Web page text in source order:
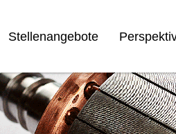
Stellenangebote